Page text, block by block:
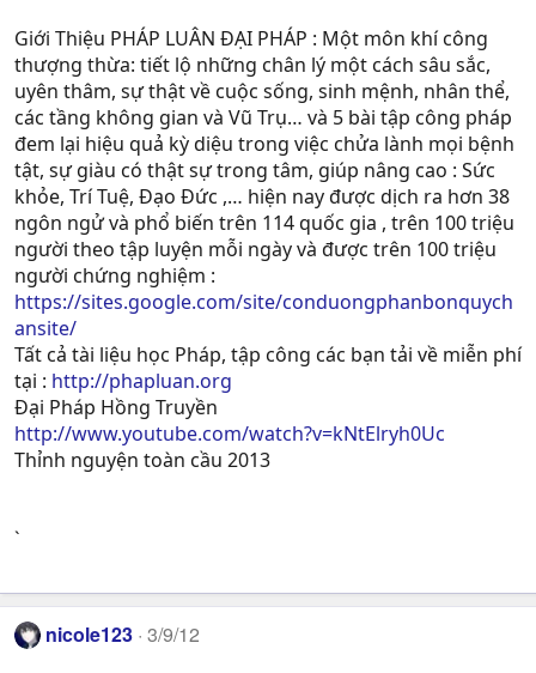
Giới Thiệu PHÁP LUÂN ĐẠI PHÁP : Một môn khí công
thượng thừa: tiết lộ những chân lý một cách sâu sắc,
uyên thâm, sự thật về cuộc sống, sinh mệnh, nhân thể,
các tầng không gian và Vũ Trụ… và 5 bài tập công pháp
đem lại hiệu quả kỳ diệu trong việc chửa lành mọi bệnh
tật, sự giàu có thật sự trong tâm, giúp nâng cao : Sức
khỏe, Trí Tuệ, Ðạo Ðức ,… hiện nay được dịch ra hơn 38
ngôn ngử và phổ biến trên 114 quốc gia , trên 100 triệu
người theo tập luyện mỗi ngày và được trên 100 triệu
người chứng nghiệm :
https://sites.google.com/site/conduongphanbonquych
ansite/
Tất cả tài liệu học Pháp, tập công các bạn tải về miễn phí
tại : http://phapluan.org
Đại Pháp Hồng Truyền
http://www.youtube.com/watch?v=kNtElryh0Uc
Thỉnh nguyện toàn cầu 2013
`
nicole123 3/9/12